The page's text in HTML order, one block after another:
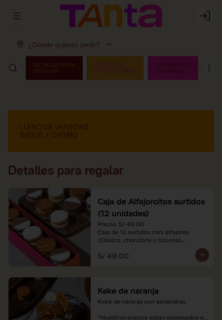
Abrir menu de navegación Login
¿Dónde quieres pedir?
Detalles para regalar
Caja de Alfajorcitos surtidos
(12 unidades)
Precio: S/ 49.00
Caja de 12 surtidos mini alfajores
(Clásico, chocolate y lúcuma)
*Nuestros precios están expresados en
S/ 49.00
Keke de naranja
Keke de naranja con almendras.
*Nuestros precios están expresados en